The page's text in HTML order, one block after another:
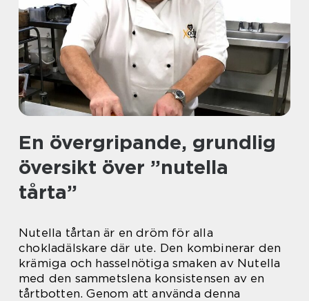
En övergripande, grundlig
översikt över ”nutella
tårta”
Nutella tårtan är en dröm för alla
chokladälskare där ute. Den kombinerar den
krämiga och hasselnötiga smaken av Nutella
med den sammetslena konsistensen av en
tårtbotten. Genom att använda denna